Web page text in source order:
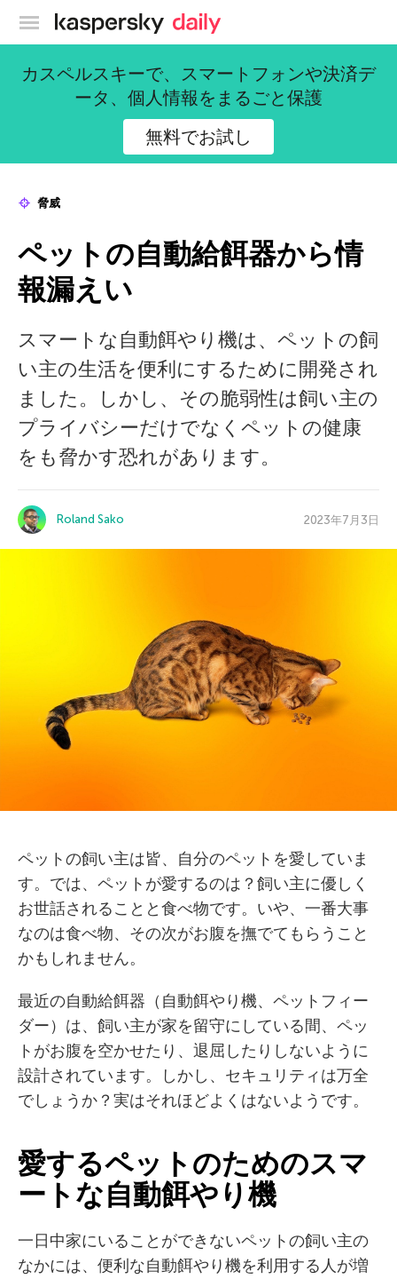
カスペルスキー公式ブログ
カスペルスキーで、スマートフォンや決済デ
ータ、個人情報をまるごと保護
無料でお試し
脅威
ペットの自動給餌器から情
報漏えい
スマートな自動餌やり機は、ペットの飼
い主の生活を便利にするために開発され
ました。しかし、その脆弱性は飼い主の
プライバシーだけでなくペットの健康
をも脅かす恐れがあります。
Roland Sako 2023年7月3日
ペットの飼い主は皆、自分のペットを愛していま
す。では、ペットが愛するのは？飼い主に優しく
お世話されることと食べ物です。いや、一番大事
なのは食べ物、その次がお腹を撫でてもらうこと
かもしれません。
最近の自動給餌器（自動餌やり機、ペットフィー
ダー）は、飼い主が家を留守にしている間、ペッ
トがお腹を空かせたり、退屈したりしないように
設計されています。しかし、セキュリティは万全
でしょうか？実はそれほどよくはないようです。
愛するペットのためのスマ
ートな自動餌やり機
一日中家にいることができないペットの飼い主の
なかには、便利な自動餌やり機を利用する人が増